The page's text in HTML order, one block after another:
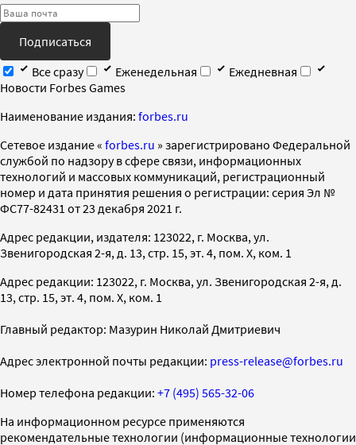
Подписаться
Все сразу
Еженедельная
Ежедневная
Новости Forbes Games
Наименование издания: forbes.ru
Cетевое издание « forbes.ru » зарегистрировано Федеральной
службой по надзору в сфере связи, информационных
технологий и массовых коммуникаций, регистрационный
номер и дата принятия решения о регистрации: серия Эл №
ФС77-82431 от 23 декабря 2021 г.
Адрес редакции, издателя: 123022, г. Москва, ул.
Звенигородская 2-я, д. 13, стр. 15, эт. 4, пом. X, ком. 1
Адрес редакции: 123022, г. Москва, ул. Звенигородская 2-я, д.
13, стр. 15, эт. 4, пом. X, ком. 1
Главный редактор: Мазурин Николай Дмитриевич
Адрес электронной почты редакции: press-release@forbes.ru
Номер телефона редакции: +7 (495) 565-32-06
На информационном ресурсе применяются
рекомендательные технологии (информационные технологии